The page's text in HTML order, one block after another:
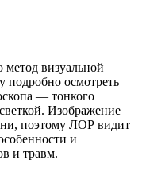
визуальной
подробно осмотреть
— тонкого
Изображение
поэтому ЛОР видит
и
и травм.